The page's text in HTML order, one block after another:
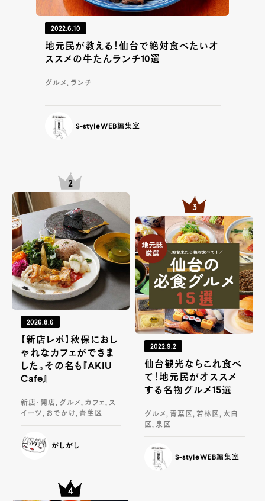
2022.6.10
地元民が教える！仙台で絶対食べたいオ
ススメの牛たんランチ10選
グルメ, ランチ
S-styleWEB編集室
2026.8.6
【新店レポ】秋保におし
ゃれなカフェができま
した。その名も『AKIU
Cafe』
新店・開店, グルメ, カフェ, ス
イーツ, おでかけ, 青葉区
がしがし
2022.9.2
仙台観光ならこれ食べ
て！地元民がオススメ
する名物グルメ15選
グルメ, 青葉区, 若林区, 太白
区, 泉区
S-styleWEB編集室